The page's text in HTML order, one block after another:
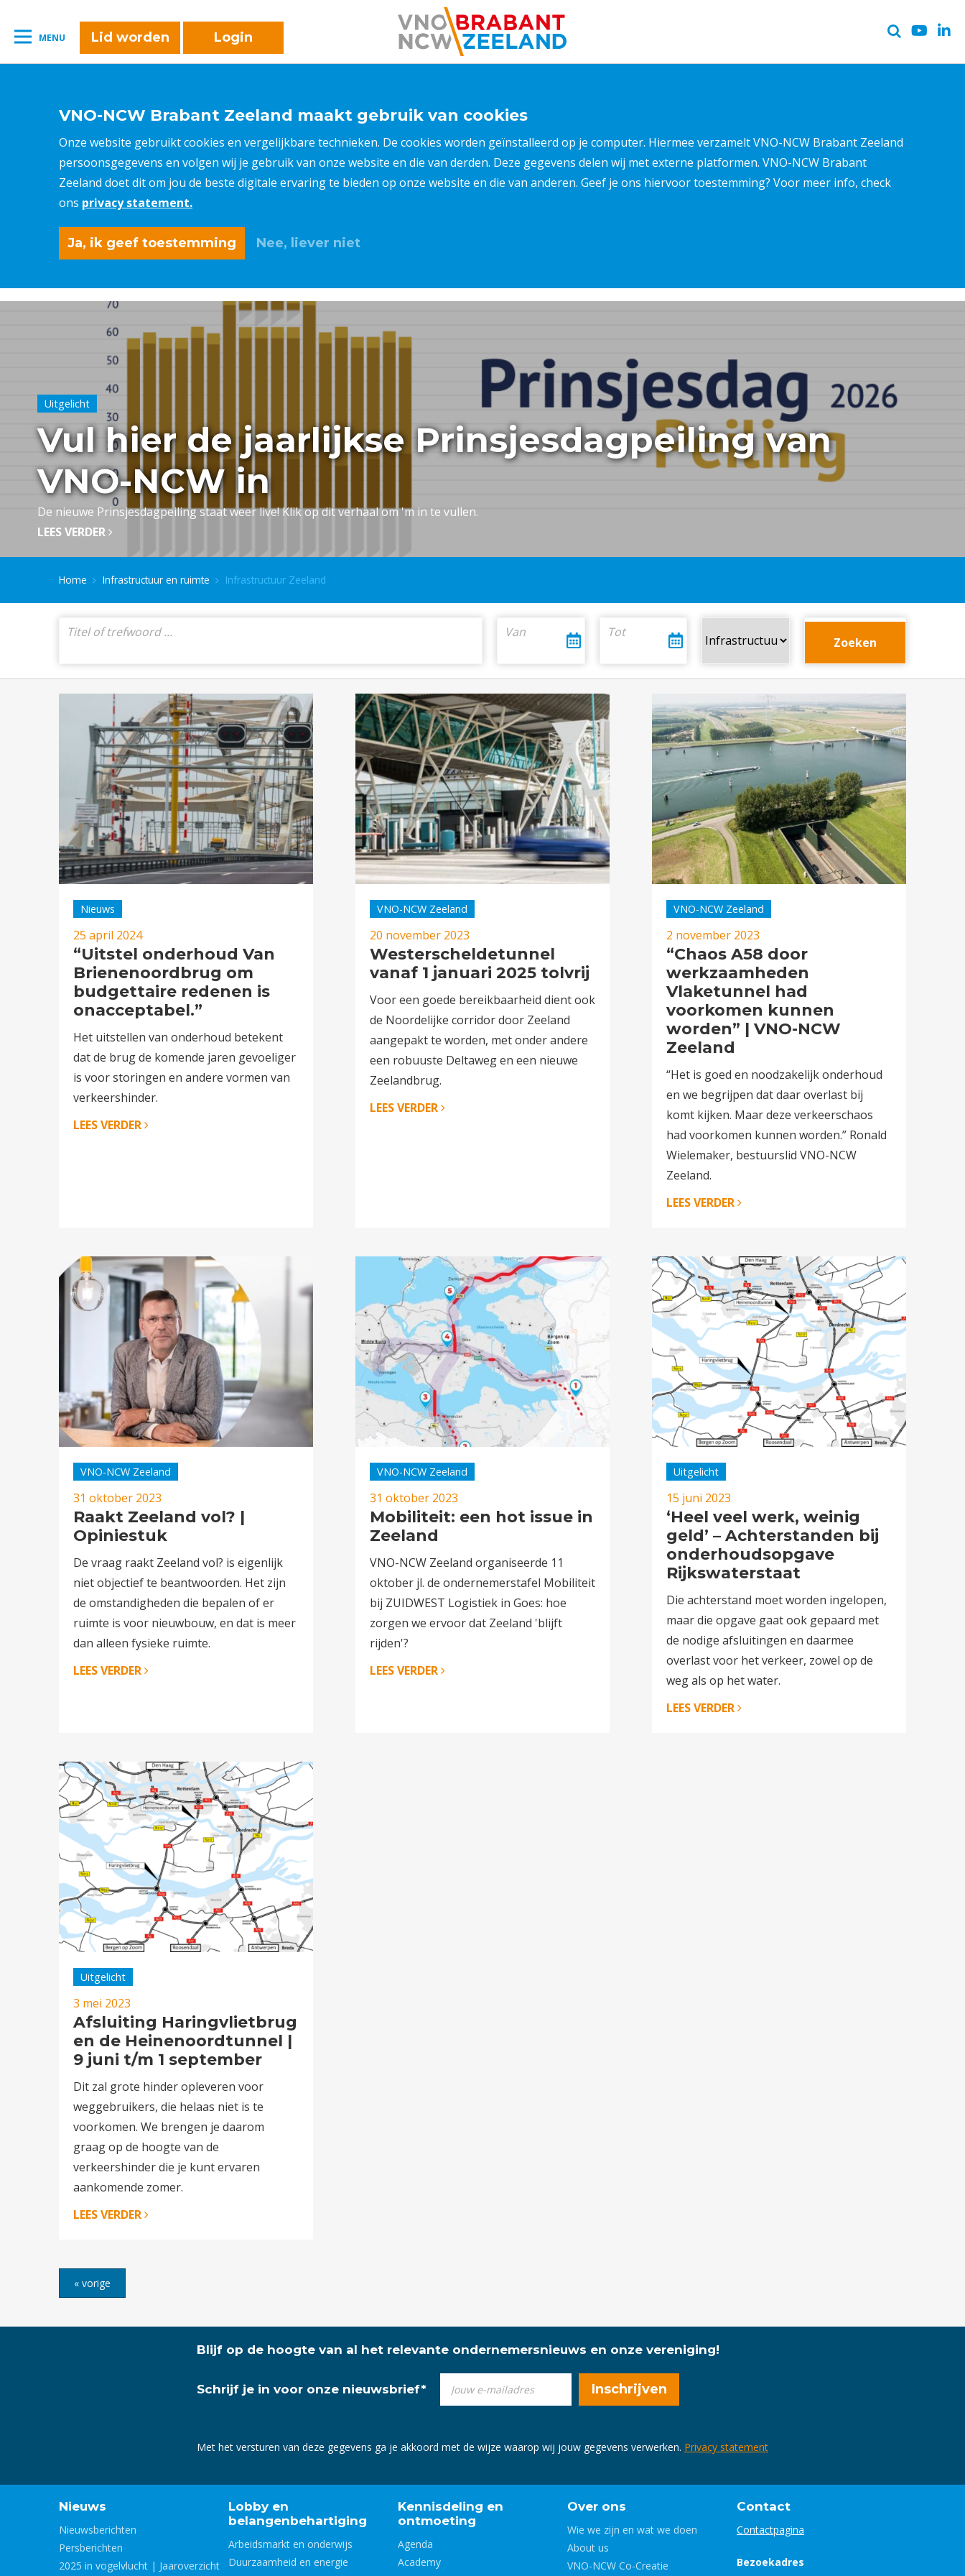
MENU Lid worden Login
VNO-NCW Brabant Zeeland maakt gebruik van cookies
Onze website gebruikt cookies en vergelijkbare technieken. De cookies worden geïnstalleerd op je computer. Hiermee verzamelt VNO-NCW Brabant Zeeland
persoonsgegevens en volgen wij je gebruik van onze website en die van derden. Deze gegevens delen wij met externe platformen. VNO-NCW Brabant
Zeeland doet dit om jou de beste digitale ervaring te bieden op onze website en die van anderen. Geef je ons hiervoor toestemming? Voor meer info, check
ons privacy statement.
Ja, ik geef toestemming Nee, liever niet
Uitgelicht
Vul hier de jaarlijkse Prinsjesdagpeiling van
VNO-NCW in
De nieuwe Prinsjesdagpeiling staat weer live! Klik op dit verhaal om 'm in te vullen.
LEES VERDER
Home Infrastructuur en ruimte Infrastructuur Zeeland
Nieuws
25 april 2024
“Uitstel onderhoud Van
Brienenoordbrug om
budgettaire redenen is
onacceptabel.”
Het uitstellen van onderhoud betekent
dat de brug de komende jaren gevoeliger
is voor storingen en andere vormen van
verkeershinder.
LEES VERDER
VNO-NCW Zeeland
20 november 2023
Westerscheldetunnel
vanaf 1 januari 2025 tolvrij
Voor een goede bereikbaarheid dient ook
de Noordelijke corridor door Zeeland
aangepakt te worden, met onder andere
een robuuste Deltaweg en een nieuwe
Zeelandbrug.
LEES VERDER
VNO-NCW Zeeland
2 november 2023
“Chaos A58 door
werkzaamheden
Vlaketunnel had
voorkomen kunnen
worden” | VNO-NCW
Zeeland
“Het is goed en noodzakelijk onderhoud
en we begrijpen dat daar overlast bij
komt kijken. Maar deze verkeerschaos
had voorkomen kunnen worden.” Ronald
Wielemaker, bestuurslid VNO-NCW
Zeeland.
LEES VERDER
VNO-NCW Zeeland
31 oktober 2023
Raakt Zeeland vol? |
Opiniestuk
De vraag raakt Zeeland vol? is eigenlijk
niet objectief te beantwoorden. Het zijn
de omstandigheden die bepalen of er
ruimte is voor nieuwbouw, en dat is meer
dan alleen fysieke ruimte.
LEES VERDER
VNO-NCW Zeeland
31 oktober 2023
Mobiliteit: een hot issue in
Zeeland
VNO-NCW Zeeland organiseerde 11
oktober jl. de ondernemerstafel Mobiliteit
bij ZUIDWEST Logistiek in Goes: hoe
zorgen we ervoor dat Zeeland 'blijft
rijden'?
LEES VERDER
Uitgelicht
15 juni 2023
‘Heel veel werk, weinig
geld’ – Achterstanden bij
onderhoudsopgave
Rijkswaterstaat
Die achterstand moet worden ingelopen,
maar die opgave gaat ook gepaard met
de nodige afsluitingen en daarmee
overlast voor het verkeer, zowel op de
weg als op het water.
LEES VERDER
Uitgelicht
3 mei 2023
Afsluiting Haringvlietbrug
en de Heinenoordtunnel |
9 juni t/m 1 september
Dit zal grote hinder opleveren voor
weggebruikers, die helaas niet is te
voorkomen. We brengen je daarom
graag op de hoogte van de
verkeershinder die je kunt ervaren
aankomende zomer.
LEES VERDER
« vorige
Blijf op de hoogte van al het relevante ondernemersnieuws en onze vereniging!
Schrijf je in voor onze nieuwsbrief*
Met het versturen van deze gegevens ga je akkoord met de wijze waarop wij jouw gegevens verwerken. Privacy statement
Nieuws
Nieuwsberichten
Persberichten
2025 in vogelvlucht | Jaaroverzicht
Lobby en
belangenbehartiging
Arbeidsmarkt en onderwijs
Duurzaamheid en energie
Kennisdeling en
ontmoeting
Agenda
Academy
Over ons
Wie we zijn en wat we doen
About us
VNO-NCW Co-Creatie
Contact
Contactpagina
Bezoekadres